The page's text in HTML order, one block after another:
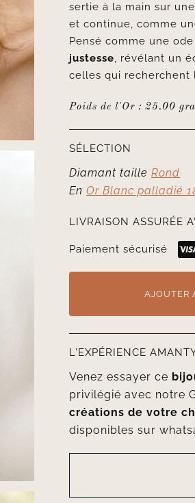
sertie à la main sur
et continue, comme
Pensé comme une
justesse, révélant un
celles qui recherchent
Poids de l'Or : 25.00
SÉLECTION
Diamant tailleRond
EnOr Blanc palladié
LIVRAISON ASSURÉE
Paiement sécurisé
AJOUTER
L'EXPÉRIENCE
Venez essayer ce
privilégié avec notre
créations de votre
disponibles sur